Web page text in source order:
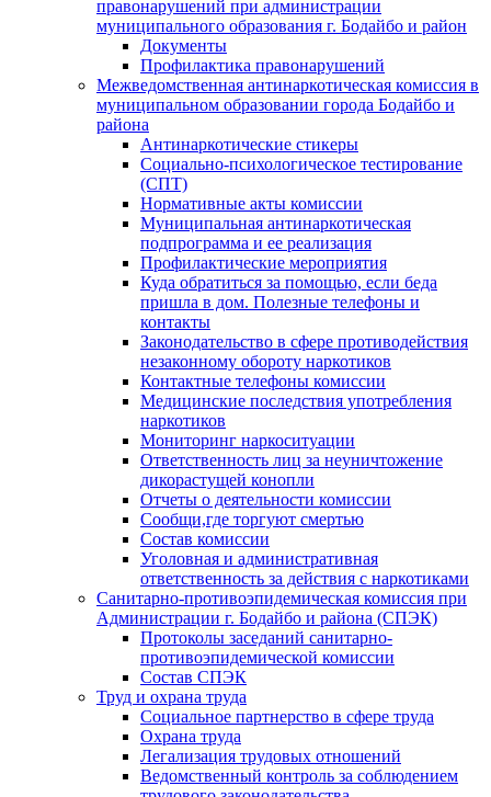
правонарушений при администрации
муниципального образования г. Бодайбо и район
Документы
Профилактика правонарушений
Межведомственная антинаркотическая комиссия в
муниципальном образовании города Бодайбо и
района
Антинаркотические стикеры
Социально-психологическое тестирование
(СПТ)
Нормативные акты комиссии
Муниципальная антинаркотическая
подпрограмма и ее реализация
Профилактические мероприятия
Куда обратиться за помощью, если беда
пришла в дом. Полезные телефоны и
контакты
Законодательство в сфере противодействия
незаконному обороту наркотиков
Контактные телефоны комиссии
Медицинские последствия употребления
наркотиков
Мониторинг наркоситуации
Ответственность лиц за неуничтожение
дикорастущей конопли
Отчеты о деятельности комиссии
Сообщи,где торгуют смертью
Состав комиссии
Уголовная и административная
ответственность за действия с наркотиками
Санитарно-противоэпидемическая комиссия при
Администрации г. Бодайбо и района (СПЭК)
Протоколы заседаний санитарно-
противоэпидемической комиссии
Состав СПЭК
Труд и охрана труда
Социальное партнерство в сфере труда
Охрана труда
Легализация трудовых отношений
Ведомственный контроль за соблюдением